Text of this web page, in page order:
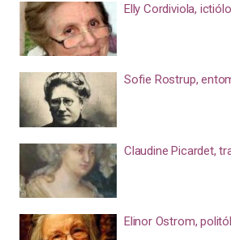
Elly Cordiviola,
Sofie Rostrup,
Claudine Picardet,
Elinor Ostrom,